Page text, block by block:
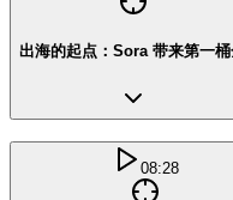
出海的起点：Sora 带来第一
08:28